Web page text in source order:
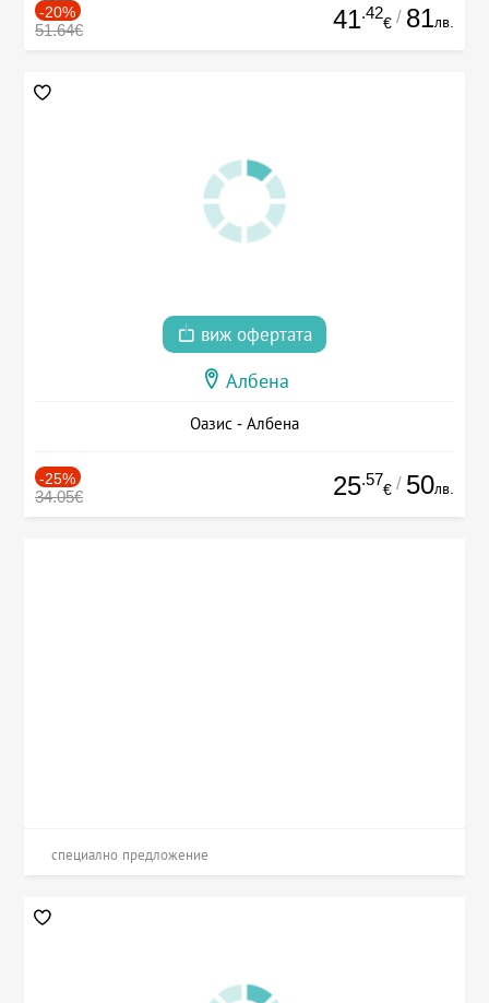
-20%
51.64€ 41.42
€ / 81лв.
виж офертата
Албена
Оазис - Албена
-25%
34.05€ 25.57
€ / 50лв.
специално предложение